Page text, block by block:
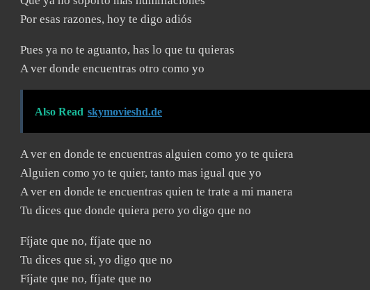
Por esas razones, hoy te digo adiós
Pues ya no te aguanto, has lo que tu quieras
A ver donde encuentras otro como yo
Also Read skymovieshd.de
A ver en donde te encuentras alguien como yo te quiera
Alguien como yo te quier, tanto mas igual que yo
A ver en donde te encuentras quien te trate a mi manera
Tu dices que donde quiera pero yo digo que no
Fíjate que no, fíjate que no
Tu dices que si, yo digo que no
Fíjate que no, fíjate que no